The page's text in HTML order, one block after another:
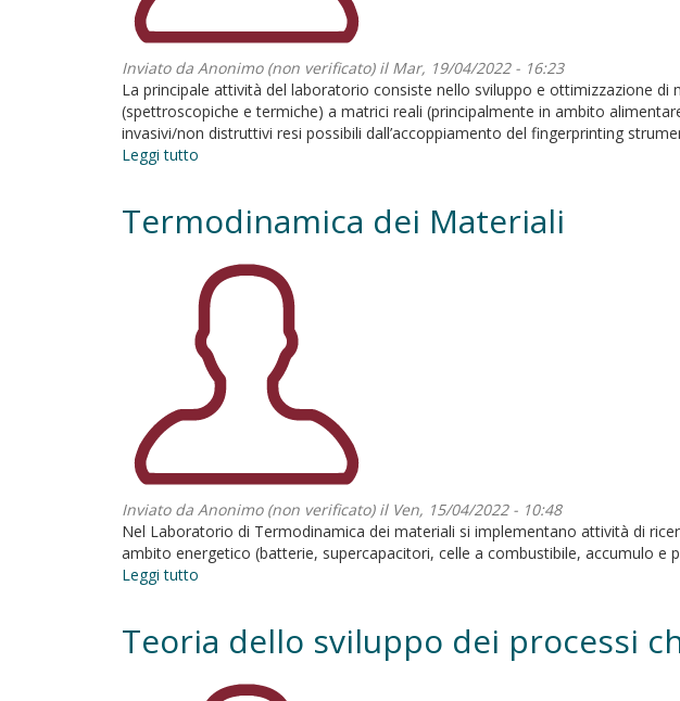
Inviato da Anonimo (non verificato)il Mar, 19/04/2022 - 16:23
La principale attività del laboratorio consiste nello sviluppo e ottimizzazione di
(spettroscopiche e termiche) a matrici reali (principalmente in ambito
invasivi/non distruttivi resi possibili dall’accoppiamento del fingerprinting
Leggi tutto
Spettroscopia
analisi
termica
Termodinamica dei Materiali
Inviato da Anonimo (non verificato)il Ven, 15/04/2022 - 10:48
Nel Laboratorio di Termodinamica dei materiali si implementano attività di
ambito energetico (batterie, supercapacitori, celle a combustibile, accumulo e
Leggi tutto
Materiali
Teoria dello sviluppo dei processi